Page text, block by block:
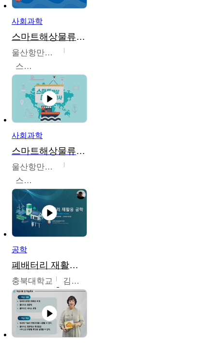
사회과학
스마트해상물류관리사 교육과정
울산항만공사
스마트해상물류관리사 교육위원회
사회과학
스마트해상물류관리사 교육과정2
울산항만공사
스마트해상물류관리사 교육위원회
공학
폐배터리 재활용 공학
충북대학교 김영재,최진섭,한성수,한요셉,윤문수,박유세,강동우,박민준,이동주,조채용